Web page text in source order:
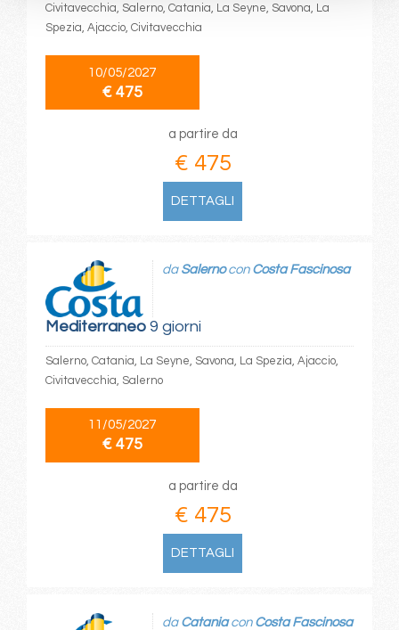
Civitavecchia, Salerno, Catania, La Seyne, Savona, La
Spezia, Ajaccio, Civitavecchia
10/05/2027
€ 475
a partire da
€ 475
DETTAGLI
Mediterraneo9 giorni
da Salernocon Costa Fascinosa
Salerno, Catania, La Seyne, Savona, La Spezia, Ajaccio,
Civitavecchia, Salerno
11/05/2027
€ 475
a partire da
€ 475
DETTAGLI
da Cataniacon Costa Fascinosa